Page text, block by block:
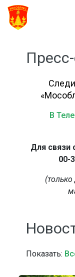
В
Для связи
00-
(только
Показать: